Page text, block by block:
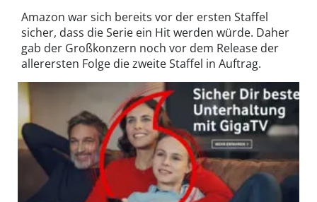
Amazon war sich bereits vor der ersten Staffel
sicher, dass die Serie ein Hit werden würde. Daher
gab der Großkonzern noch vor dem Release der
allerersten Folge die zweite Staffel in Auftrag.